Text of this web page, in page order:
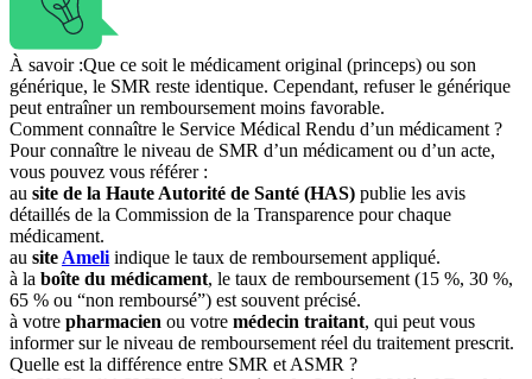
À savoir :Que ce soit le médicament original (princeps) ou son
générique, le SMR reste identique. Cependant, refuser le générique
peut entraîner un remboursement moins favorable.
Comment connaître le Service Médical Rendu d’un médicament ?
Pour connaître le niveau de SMR d’un médicament ou d’un acte,
vous pouvez vous référer :
au site de la Haute Autorité de Santé (HAS) publie les avis
détaillés de la Commission de la Transparence pour chaque
médicament.
au site Ameli indique le taux de remboursement appliqué.
à la boîte du médicament, le taux de remboursement (15 %, 30 %,
65 % ou “non remboursé”) est souvent précisé.
à votre pharmacien ou votre médecin traitant, qui peut vous
informer sur le niveau de remboursement réel du traitement prescrit.
Quelle est la différence entre SMR et ASMR ?